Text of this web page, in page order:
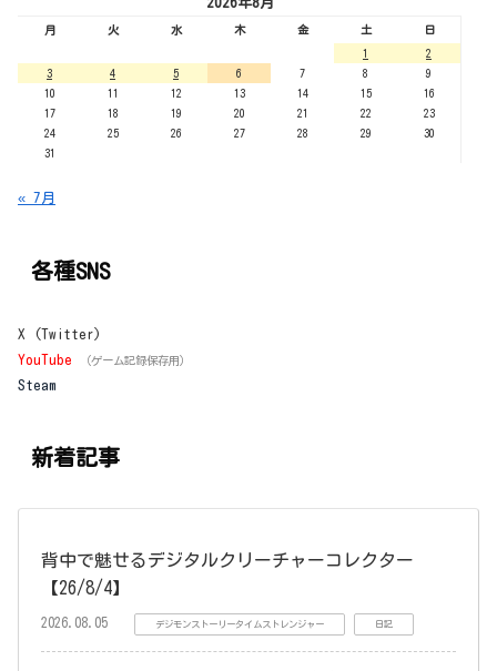
2026年8月
月 火 水 木 金 土 日
1
2
3
4 5 6 7 8
9
10
11 12 13 14 15
16
17
18 19 20 21 22
23
24
25 26 27 28 29
30
31
« 7月
各種SNS
X (Twitter)
YouTube
（ゲーム記録保存用）
Steam
新着記事
背中で魅せるデジタルクリーチャーコレクター
【26/8/4】
2026.08.05 デジモンストーリータイムストレンジャー 日記